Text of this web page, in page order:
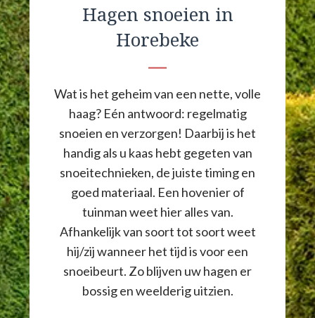
Hagen snoeien in
Horebeke
Wat is het geheim van een nette, volle
haag? Eén antwoord: regelmatig
snoeien en verzorgen! Daarbij is het
handig als u kaas hebt gegeten van
snoeitechnieken, de juiste timing en
goed materiaal. Een hovenier of
tuinman weet hier alles van.
Afhankelijk van soort tot soort weet
hij/zij wanneer het tijd is voor een
snoeibeurt. Zo blijven uw hagen er
bossig en weelderig uitzien.